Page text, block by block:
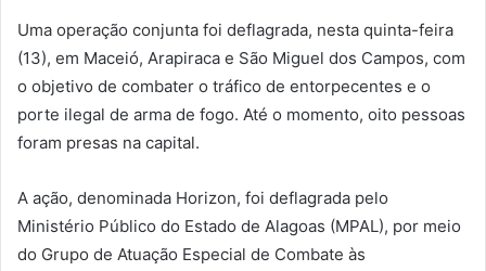
Uma operação conjunta foi deflagrada, nesta quinta-feira
(13), em Maceió, Arapiraca e São Miguel dos Campos, com
o objetivo de combater o tráfico de entorpecentes e o
porte ilegal de arma de fogo. Até o momento, oito pessoas
foram presas na capital.
A ação, denominada Horizon, foi deflagrada pelo
Ministério Público do Estado de Alagoas (MPAL), por meio
do Grupo de Atuação Especial de Combate às